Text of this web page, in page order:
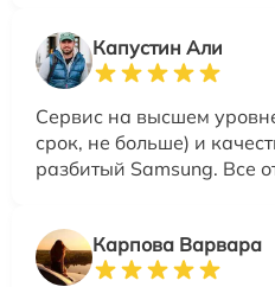
Капустин Али
Сервис на высшем
срок, не больше) и
разбитый Samsung. Все
Карпова Варвара